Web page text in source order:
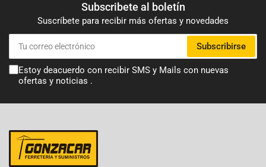
Subscribete al boletín
Suscríbete para recibir más ofertas y novedades
Tu
correo
electrónico
Subscribirse
Estoy deacuerdo con recibir SMS y Mails con nuevas
ofertas y noticias .